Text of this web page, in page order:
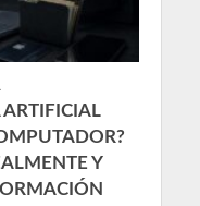
Y